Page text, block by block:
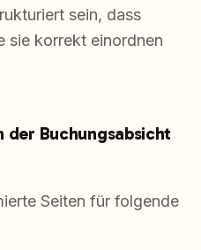
sein, dass
sie korrekt einordnen
Buchungsabsicht
Seiten für folgende